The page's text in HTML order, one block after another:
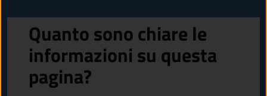
Quanto sono chiare le
informazioni su questa
pagina?